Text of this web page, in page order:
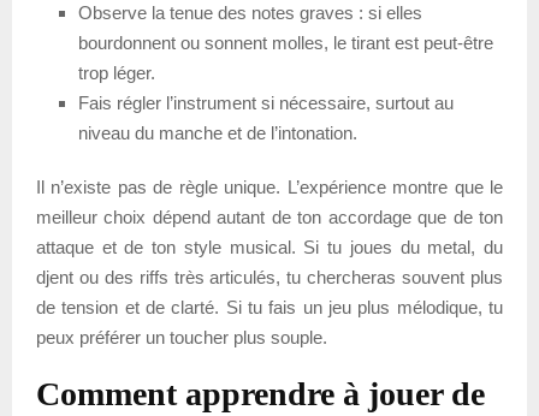
Observe la tenue des notes graves : si elles
bourdonnent ou sonnent molles, le tirant est peut-être
trop léger.
Fais régler l’instrument si nécessaire, surtout au
niveau du manche et de l’intonation.
Il n’existe pas de règle unique. L’expérience montre que le
meilleur choix dépend autant de ton accordage que de ton
attaque et de ton style musical. Si tu joues du metal, du
djent ou des riffs très articulés, tu chercheras souvent plus
de tension et de clarté. Si tu fais un jeu plus mélodique, tu
peux préférer un toucher plus souple.
Comment apprendre à jouer de